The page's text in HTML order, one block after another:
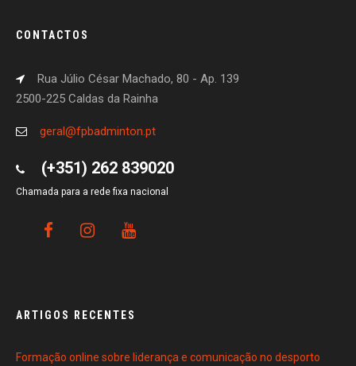
CONTACTOS
Rua Júlio César Machado, 80 - Ap. 139
2500-225 Caldas da Rainha
geral@fpbadminton.pt
(+351) 262 839020
Chamada para a rede fixa nacional
ARTIGOS RECENTES
Formação online sobre liderança e comunicação no desporto